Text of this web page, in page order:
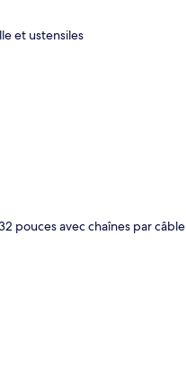
et ustensiles
pouces avec chaînes par câble